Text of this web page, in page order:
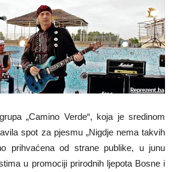
„Camino Verde“, koja je sredinom
spot za pjesmu „Nigdje nema takvih
prihvaćena od strane publike, u junu
u promociji prirodnih ljepota Bosne i